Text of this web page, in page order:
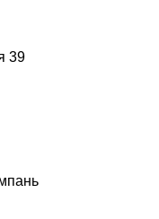
39